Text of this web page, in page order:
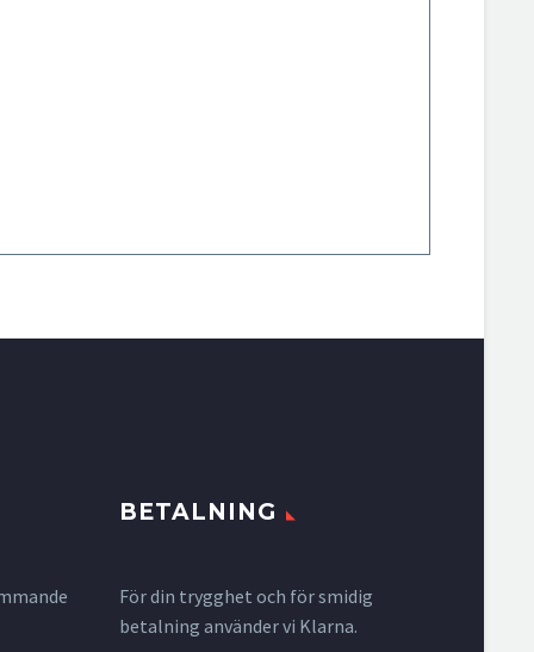
BETALNING
För din trygghet och för smidig
betalning använder vi Klarna.